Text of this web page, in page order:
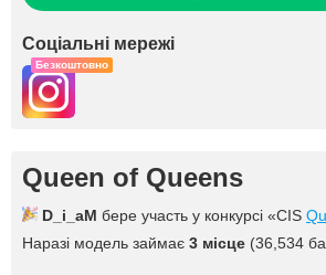
Соціальні мережі
Безкоштовно
Queen of Queens
D_i_aM бере участь у конкурсі «CIS
Наразі модель займає 3 місце (36,534